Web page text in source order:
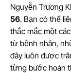
Nguyễn Trương
56. Bạn có thể
thắc mắc một
từ bệnh nhân,
đây luôn được
từng bước hoàn